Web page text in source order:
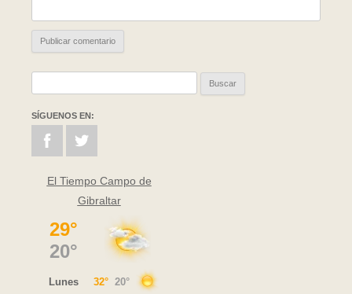
SÍGUENOS EN:
El Tiempo Campo de
Gibraltar